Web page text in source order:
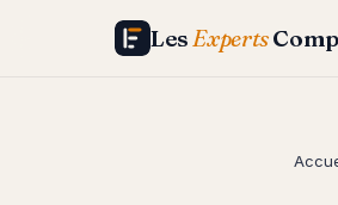
LesExperts